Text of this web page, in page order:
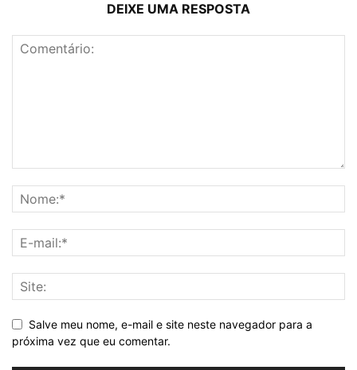
DEIXE UMA RESPOSTA
Salve meu nome, e-mail e site neste navegador para a
próxima vez que eu comentar.